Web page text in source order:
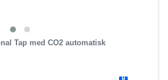
Tap med CO2 automatisk